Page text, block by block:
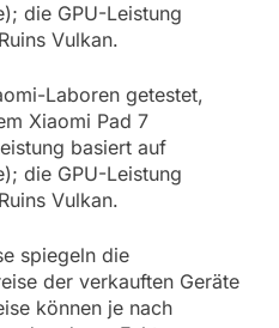
die GPU-Leistung
Vulkan.
Laboren getestet,
Xiaomi Pad 7
basiert auf
die GPU-Leistung
Vulkan.
spiegeln die
der verkauften Geräte
können je nach